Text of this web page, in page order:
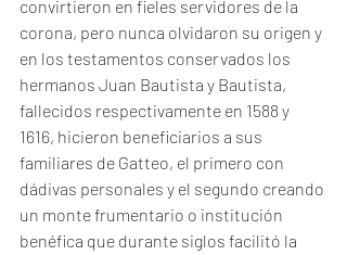
convirtieron en fieles servidores de la
corona, pero nunca olvidaron su origen y
en los testamentos conservados los
hermanos Juan Bautista y Bautista,
fallecidos respectivamente en 1588 y
1616, hicieron beneficiarios a sus
familiares de Gatteo, el primero con
dádivas personales y el segundo creando
un monte frumentario o institución
benéfica que durante siglos facilitó la